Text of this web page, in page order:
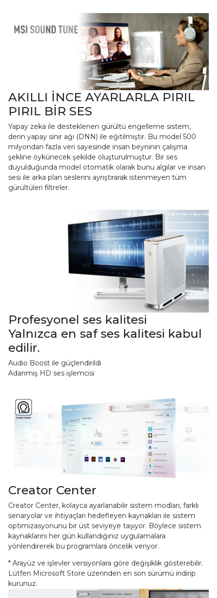
AKILLI İNCE AYARLARLA PIRIL
PIRIL BİR SES
Yapay zeka ile desteklenen gürültü engelleme sistem,
derin yapay sinir ağı (DNN) ile eğitilmiştir. Bu model 500
milyondan fazla veri sayesinde insan beyninin çalışma
şekline öykünecek şekilde oluşturulmuştur. Bir ses
duyulduğunda model otomatik olarak bunu algılar ve insan
sesi ile arka plan seslerini ayrıştırarak istenmeyen tüm
gürültüleri filtreler.
Profesyonel ses kalitesi
Yalnızca en saf ses kalitesi kabul
edilir.
Audio Boost ile güçlendirildi
Adanmış HD ses işlemcisi
Creator Center
Creator Center, kolayca ayarlanabilir sistem modları, farklı
senaryolar ve ihtiyaçları hedefleyen kaynakları ile sistem
optimizasyonunu bir üst seviyeye taşıyor. Böylece sistem
kaynaklarını her gün kullandığınız uygulamalara
yönlendirerek bu programlara öncelik veriyor.
* Arayüz ve işlevler versiyonlara göre değişiklik gösterebilir.
Lütfen Microsoft Store üzerinden en son sürümü indirip
kurunuz.